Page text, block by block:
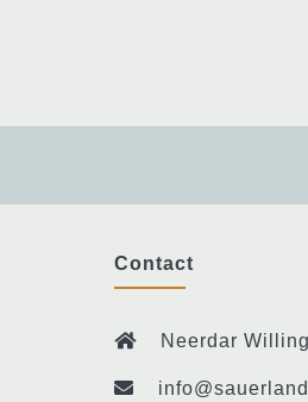
Contact
Neerdar